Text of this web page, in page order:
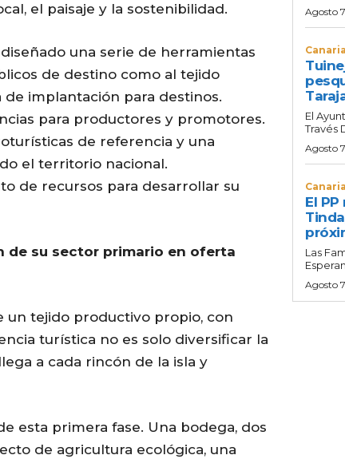
el paisaje y la sostenibilidad.
una serie de herramientas
de destino como al tejido
implantación para destinos.
para productores y promotores.
de referencia y una
el territorio nacional.
de recursos para desarrollar su
de su sector primario en oferta
un tejido productivo propio, con
turística no es solo diversificar la
a cada rincón de la isla y
esta primera fase. Una bodega, dos
de agricultura ecológica, una
Agosto
El
Través
Agosto
El
Las
Agosto